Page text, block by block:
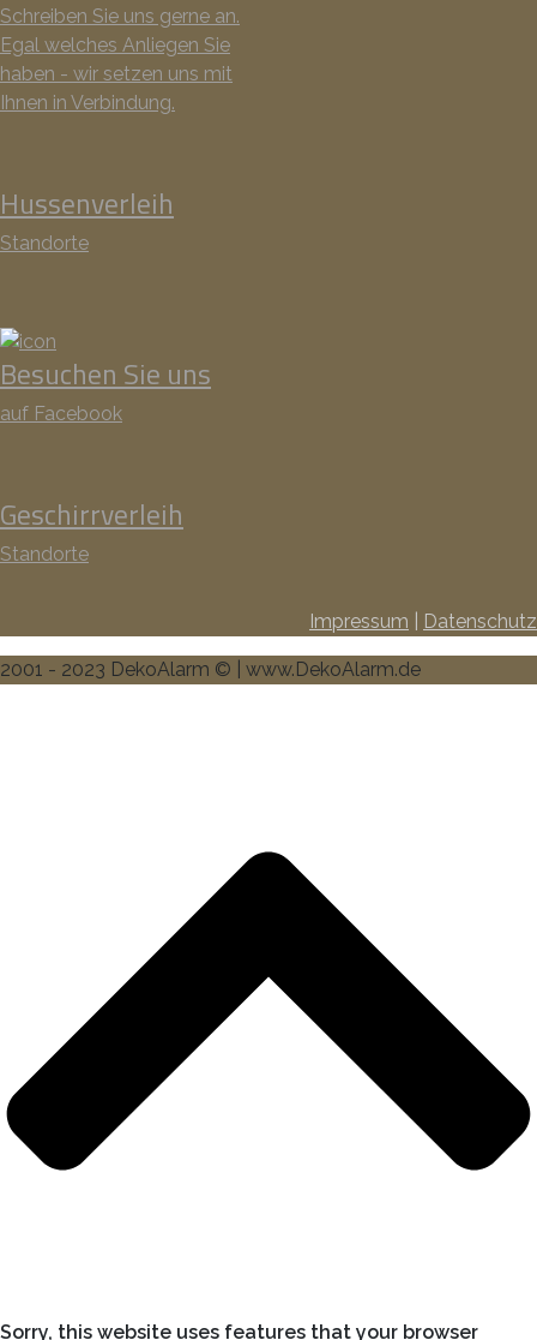
Schreiben Sie uns gerne an.
Egal welches Anliegen Sie
haben - wir setzen uns mit
Ihnen in Verbindung.
Hussenverleih
Standorte
Besuchen Sie uns
auf Facebook
Geschirrverleih
Standorte
Impressum Datenschutz
2001 - 2023 DekoAlarm © | www.DekoAlarm.de
Sorry, this website uses features that your browser